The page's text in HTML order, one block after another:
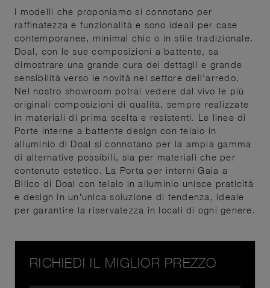
I modelli che proponiamo si connotano per
raffinatezza e funzionalità e sono ideali per case
contemporanee, minimal chic o in stile tradizionale.
Doal, con le sue composizioni a battente, sa
dimostrare una grande cura dei dettagli e grande
sensibilità verso le novità nel settore dell'arredo.
Nel nostro showroom potrai vedere dal vivo le più
originali composizioni di qualità, sempre realizzate
in materiali di prima scelta e resistenti. Le linee di
Porte interne a battente design con telaio in
alluminio di Doal si connotano per la ampia gamma
di alternative possibili, sia per materiali che per
contenuto estetico. La Porta per interni Gaia a
Bilico di Doal con telaio in alluminio unisce praticità
e design in un’unica soluzione di tendenza, ideale
per garantire la riservatezza in locali di ogni genere.
RICHIEDI IL MIGLIOR PREZZO